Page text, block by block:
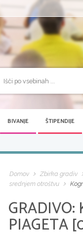
BIVANJE ŠTIPENDIJE
Domov Zbirka gradiv
srednjem otroštvu
GRADIVO:
PIAGETA